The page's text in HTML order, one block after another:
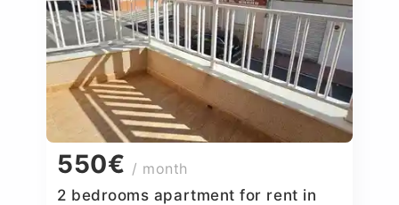
550€ / month
2 bedrooms apartment for rent in